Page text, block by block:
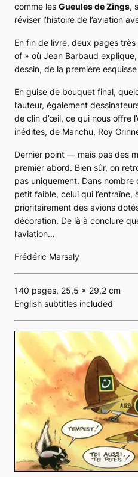
comme les Gueules de Zings,
réviser l’histoire de l’aviation
En fin de livre, deux pages
of » où Jean Barbaud explique,
dessin, de la première
En guise de bouquet final,
l’auteur, également
de clin d’œil, ce qui nous offre
inédites, de Manchu, Roy
Dernier point — mais pas des
premier abord. Bien sûr, on
pas uniquement. Dans
petit faible, celui qui l’entraîne,
prioritairement des avions
décoration. De là à conclure
l’aviation…
Frédéric Marsaly
140 pages, 25,5 x 29,2 cm
English subtitles included